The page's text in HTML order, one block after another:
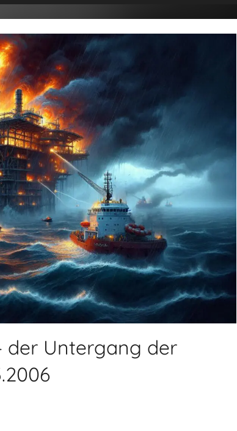
der Untergang der